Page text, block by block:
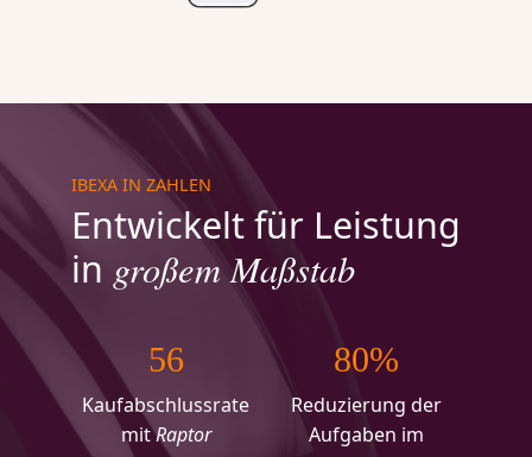
IBEXA IN ZAHLEN
Entwickelt für Leistung
in großem Maßstab
56
Kaufabschlussrate
mitRaptor
80%
Reduzierung der
Aufgaben im